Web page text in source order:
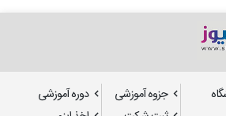
جزوه آموزشی
دوره آموزشی